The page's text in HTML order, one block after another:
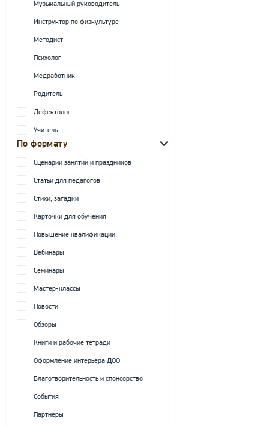
Музыкальный руководитель
Инструктор по физкультуре
Методист
Психолог
Медработник
Родитель
Дефектолог
Учитель
По формату
Сценарии занятий и праздников
Статьи для педагогов
Стихи, загадки
Карточки для обучения
Повышение квалификации
Вебинары
Семинары
Мастер-классы
Новости
Обзоры
Книги и рабочие тетради
Оформление интерьера ДОО
Благотворительность и спонсорство
События
Партнеры